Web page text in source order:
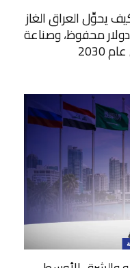
يحوِّل العراق الغاز
محفوظ، وصناعة